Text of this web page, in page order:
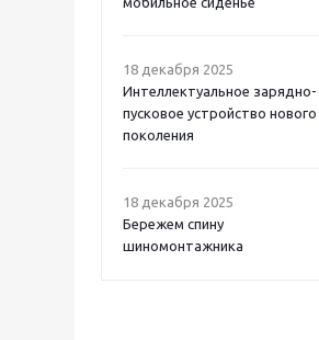
18 декабря 2025
Интеллектуальное зарядно-
пусковое устройство нового
поколения
18 декабря 2025
Бережем спину
шиномонтажника